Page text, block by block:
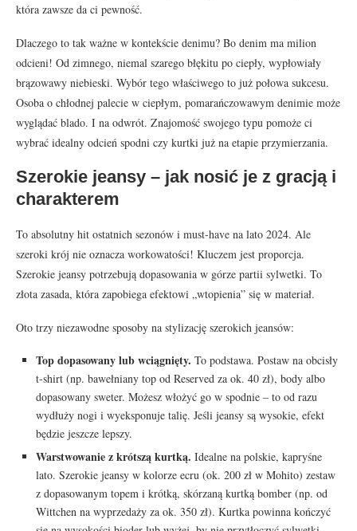
która zawsze da ci pewność.
Dlaczego to tak ważne w kontekście denimu? Bo denim ma milion
odcieni! Od zimnego, niemal szarego błękitu po ciepły, wypłowiały
brązowawy niebieski. Wybór tego właściwego to już połowa sukcesu.
Osoba o chłodnej palecie w ciepłym, pomarańczowawym denimie może
wyglądać blado. I na odwrót. Znajomość swojego typu pomoże ci
wybrać idealny odcień spodni czy kurtki już na etapie przymierzania.
Szerokie jeansy – jak nosić je z gracją i
charakterem
To absolutny hit ostatnich sezonów i must-have na lato 2024. Ale
szeroki krój nie oznacza workowatości! Kluczem jest proporcja.
Szerokie jeansy potrzebują dopasowania w górze partii sylwetki. To
złota zasada, która zapobiega efektowi „wtopienia” się w materiał.
Oto trzy niezawodne sposoby na stylizację szerokich jeansów:
Top dopasowany lub wciągnięty. To podstawa. Postaw na obcisły
t-shirt (np. bawełniany top od Reserved za ok. 40 zł), body albo
dopasowany sweter. Możesz włożyć go w spodnie – to od razu
wydłuży nogi i wyeksponuje talię. Jeśli jeansy są wysokie, efekt
będzie jeszcze lepszy.
Warstwowanie z krótszą kurtką. Idealne na polskie, kapryśne
lato. Szerokie jeansy w kolorze ecru (ok. 200 zł w Mohito) zestaw
z dopasowanym topem i krótką, skórzaną kurtką bomber (np. od
Wittchen na wyprzedaży za ok. 350 zł). Kurtka powinna kończyć